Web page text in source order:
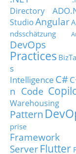
Directory
StudioAngular
ndsschätzung
DevOps
Practices
s
Intelligence C#
n Code
Warehousing
Pattern
prise
Framework
Server Flutter